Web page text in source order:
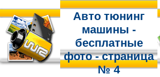
Авто тюнинг
машины -
бесплатные
фото - страница
№ 4